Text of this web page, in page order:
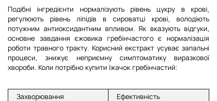
Подібні інгредієнти нормалізують рівень цукру в крові,
регулюють рівень ліпідів в сироватці крові, володіють
потужним антиоксидантним впливом. Як вказують відгуки,
основне завдання єжовика гребінчастого є нормалізація
роботи травного тракту. Корисний екстракт усуває запальні
процеси, знижує неприємну симптоматику виразкової
хвороби. Коли потрібно купити їжачок гребінчастий:
Захворювання Ефективність